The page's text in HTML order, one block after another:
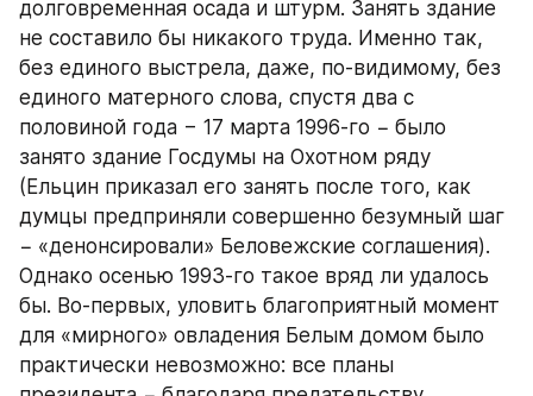
долговременная осада и штурм. Занять здание
не составило бы никакого труда. Именно так,
без единого выстрела, даже, по-видимому, без
единого матерного слова, спустя два с
половиной года − 17 марта 1996-го − было
занято здание Госдумы на Охотном ряду
(Ельцин приказал его занять после того, как
думцы предприняли совершенно безумный шаг
− «денонсировали» Беловежские соглашения).
Однако осенью 1993-го такое вряд ли удалось
бы. Во-первых, уловить благоприятный момент
для «мирного» овладения Белым домом было
практически невозможно: все планы